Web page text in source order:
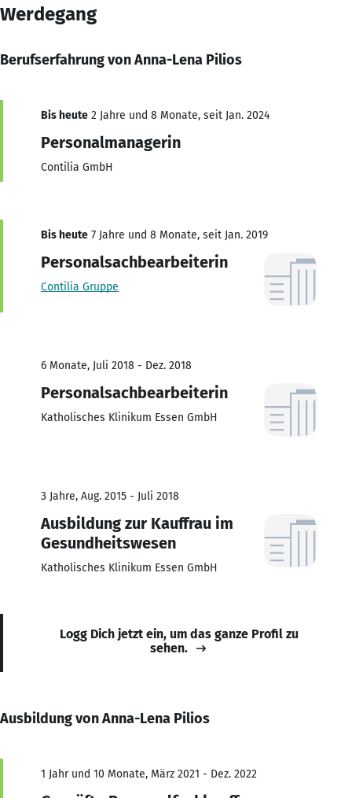
Werdegang
Berufserfahrung von Anna-Lena Pilios
Bis heute 2 Jahre und 8 Monate, seit Jan. 2024
Personalmanagerin
Contilia GmbH
Bis heute 7 Jahre und 8 Monate, seit Jan. 2019
Personalsachbearbeiterin
Contilia Gruppe
6 Monate, Juli 2018 - Dez. 2018
Personalsachbearbeiterin
Katholisches Klinikum Essen GmbH
3 Jahre, Aug. 2015 - Juli 2018
Ausbildung zur Kauffrau im
Gesundheitswesen
Katholisches Klinikum Essen GmbH
Logg Dich jetzt ein, um das ganze Profil zu
sehen.
Ausbildung von Anna-Lena Pilios
1 Jahr und 10 Monate, März 2021 - Dez. 2022